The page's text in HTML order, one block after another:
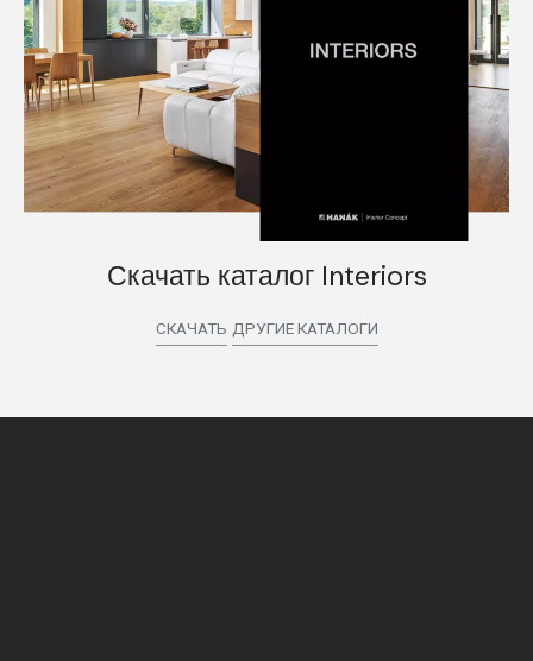
Скачать каталог Interiors
СКАЧАТЬ ДРУГИЕ КАТАЛОГИ